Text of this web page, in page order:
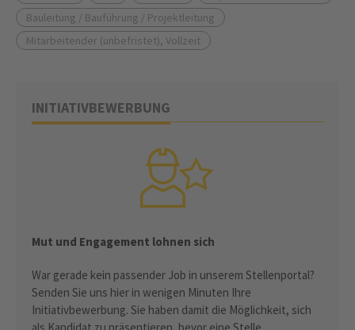
Bauleitung / Bauführung / Projektleitung
Mitarbeitender (unbefristet), Vollzeit
INITIATIVBEWERBUNG
Mut und Engagement lohnen sich
War gerade kein passender Job in unserem Stellenportal?
Senden Sie uns hier in wenigen Minuten Ihre
Initiativbewerbung. Sie haben damit die Möglichkeit, sich